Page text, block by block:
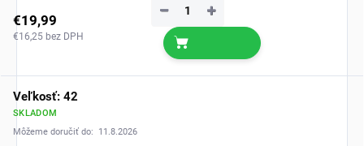
€19,99
€16,25 bez DPH
+
−
Veľkosť: 42
SKLADOM
Môžeme doručiť do:
11.8.2026